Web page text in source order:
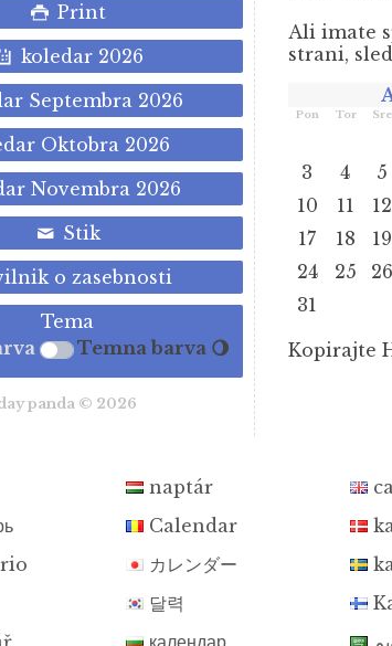
Print
koledar 2026
Septembra 2026
Oktobra 2026
Novembra 2026
Stik
o zasebnosti
Tema
Temna barva 🌖
panda © 2026
Ali imate
strani,
Pon Tor Sre
3
4 5
10
11 12
17
18 19
24
25 26
31
Kopirajte
naptár
Calendar
カレンダー
달력